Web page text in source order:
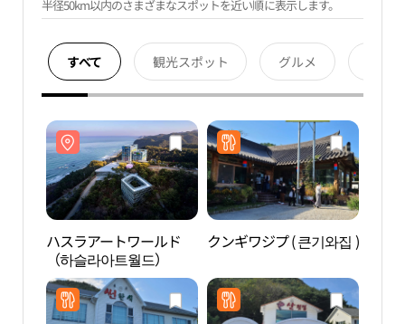
半径50km以内のさまざまなスポットを近い順に表示します。
すべて 観光スポット グルメ
ハスラアートワールド
（하슬라아트월드）
クンギワジプ ( 큰기와집 )